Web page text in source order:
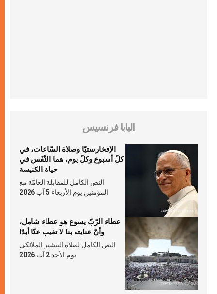
البابا فرنسيس
الإفخارستيّا وصلاة السّاعات، في
كلّ أسبوع وكلّ يوم، هما النَّفَس في
حياة الكنيسة
النص الكامل للمقابلة العامّة مع
المؤمنين يوم الأربعاء 5 آب 2026
عطاء الرّبّ يسوع هو عطاء شامل،
وأنّ عنايته بنا لا تغيب عنّا أبدًا
النص الكامل لصلاة التبشير الملائكي
يوم الأحد 2 آب 2026